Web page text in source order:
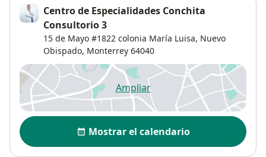
Centro de Especialidades Conchita
Consultorio 3
15 de Mayo #1822 colonia María Luisa, Nuevo
Obispado, Monterrey 64040
Ampliarse abre en una nueva
Disponibilidad
Mostrar el calendario